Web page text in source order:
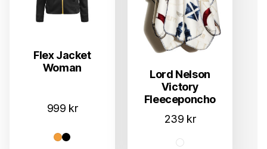
Flex Jacket
Woman
999 kr
Lord Nelson
Victory
Fleeceponcho
239 kr